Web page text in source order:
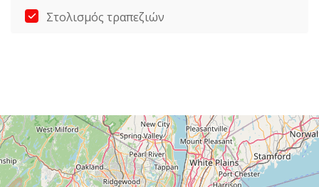
Στολισμός τραπεζιών